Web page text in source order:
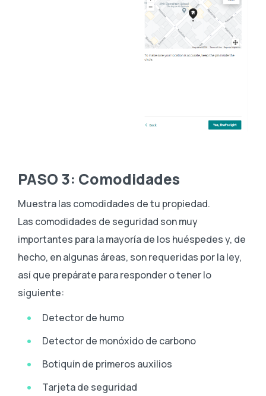
PASO 3: Comodidades
Muestra las comodidades de tu propiedad.
Las comodidades de seguridad son muy
importantes para la mayoría de los huéspedes y, de
hecho, en algunas áreas, son requeridas por la ley,
así que prepárate para responder o tener lo
siguiente:
Detector de humo
Detector de monóxido de carbono
Botiquín de primeros auxilios
Tarjeta de seguridad